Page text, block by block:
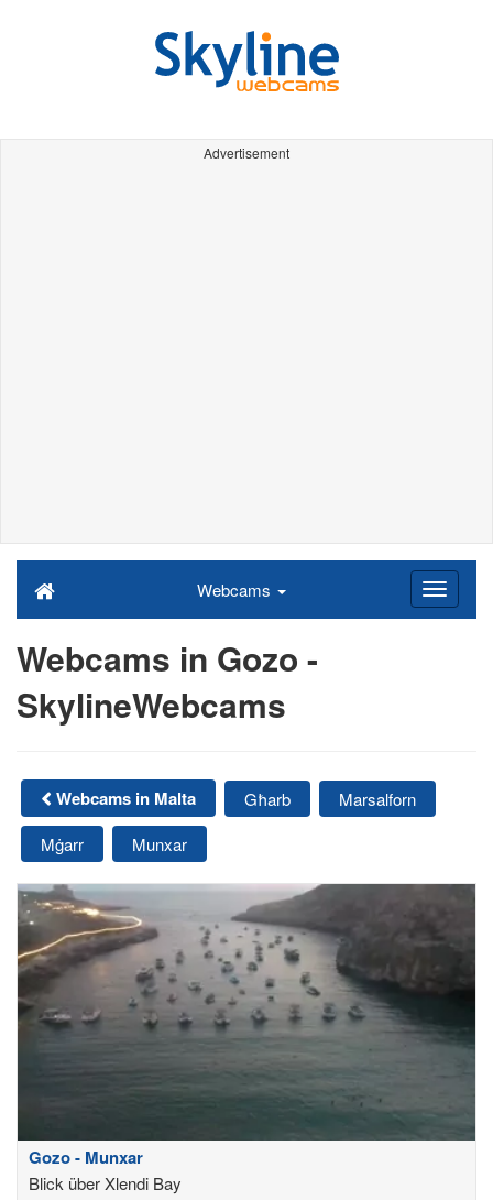
Advertisement
Webcams
Webcams in Gozo -
SkylineWebcams
Webcams in Malta Għarb
Marsalforn
Mġarr
Munxar
Gozo - Munxar
Blick über Xlendi Bay